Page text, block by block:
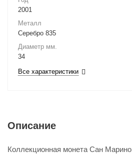
2001
Металл
Серебро 835
Диаметр мм.
34
Все характеристики
Описание
Коллекционная монета Сан Марино